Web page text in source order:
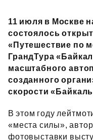
11 июля в Москве
состоялось
«Путешествие по
ГрандТура
масштабного
созданного
скорости
В этом году
«места силы»,
фотовыставки